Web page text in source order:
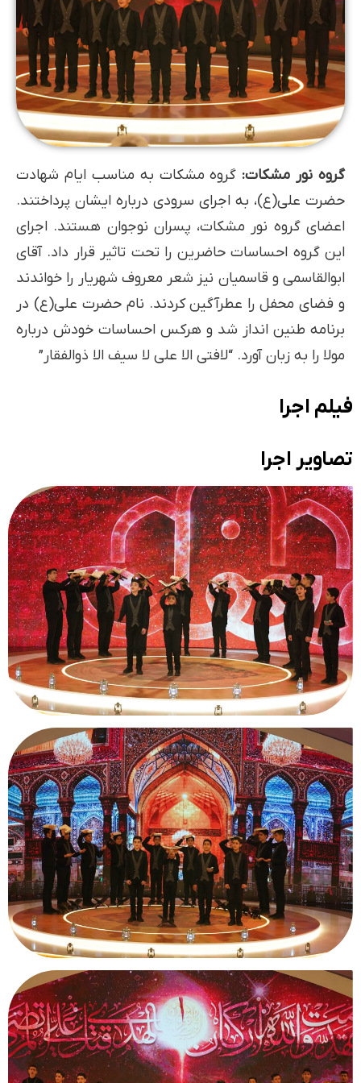
گروه نور مشکات: گروه مشکات به مناسب ایام شهادت
حضرت علی(ع)، به اجرای سرودی درباره ایشان پرداختند.
اعضای گروه نور مشکات، پسران نوجوان هستند. اجرای
این گروه احساسات حاضرین را تحت تاثیر قرار داد. آقای
ابوالقاسمی و قاسمیان نیز شعر معروف شهریار را خواندند
و فضای محفل را عطرآگین کردند. نام حضرت علی(ع) در
برنامه طنین انداز شد و هرکس احساسات خودش درباره
مولا را به زبان آورد. “لافتی الا علی لا سیف الا ذوالفقار”
فیلم اجرا
تصاویر اجرا